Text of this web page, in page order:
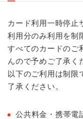
カード利用一時停止
利用分のみ利用を制
すべてのカードのご
んので予めご了承く
以下のご利用は制限
了承ください。
公共料金・携帯電